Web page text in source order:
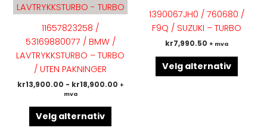
11657823258 /
53169880077 / BMW /
LAVTRYKKSTURBO – TURBO
/ UTEN PAKNINGER
kr13,900.00 - kr18,900.00 +
mva
Velg alternativ
har
varianter.
Alternativene
kan
på
1390067JH0 / 760680 /
F9Q / SUZUKI – TURBO
kr7,990.50 + mva
Velg alternativ
har
flere
velges